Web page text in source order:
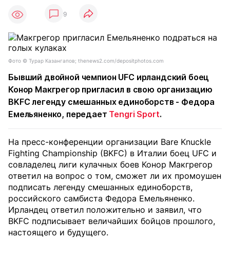
9
Фото ©️ Турар Казангапов; thenews2.com/depositphotos.com
Бывший двойной чемпион UFC ирландский боец
Конор Макгрегор пригласил в свою организацию
BKFC легенду смешанных единоборств - Федора
Емельяненко, передает Tengri Sport.
На пресс-конференции организации Bare Knuckle
Fighting Championship (BKFC) в Италии боец UFC и
совладелец лиги кулачных боев Конор Макгрегор
ответил на вопрос о том, сможет ли их промоушен
подписать легенду смешанных единоборств,
российского самбиста Федора Емельяненко.
Ирландец ответил положительно и заявил, что
BKFC подписывает величайших бойцов прошлого,
настоящего и будущего.